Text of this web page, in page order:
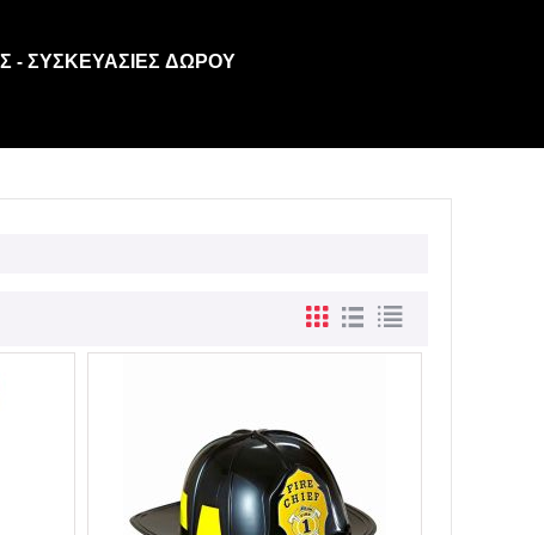
- ΣΥΣΚΕΥΑΣΊΕΣ ΔΏΡΟΥ